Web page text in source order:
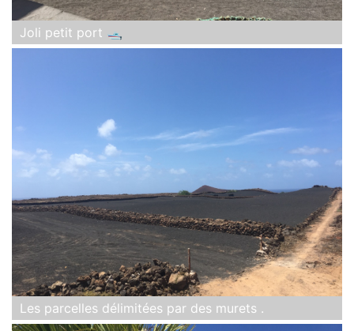
Joli petit port 🛥
Les parcelles délimitées par des murets .